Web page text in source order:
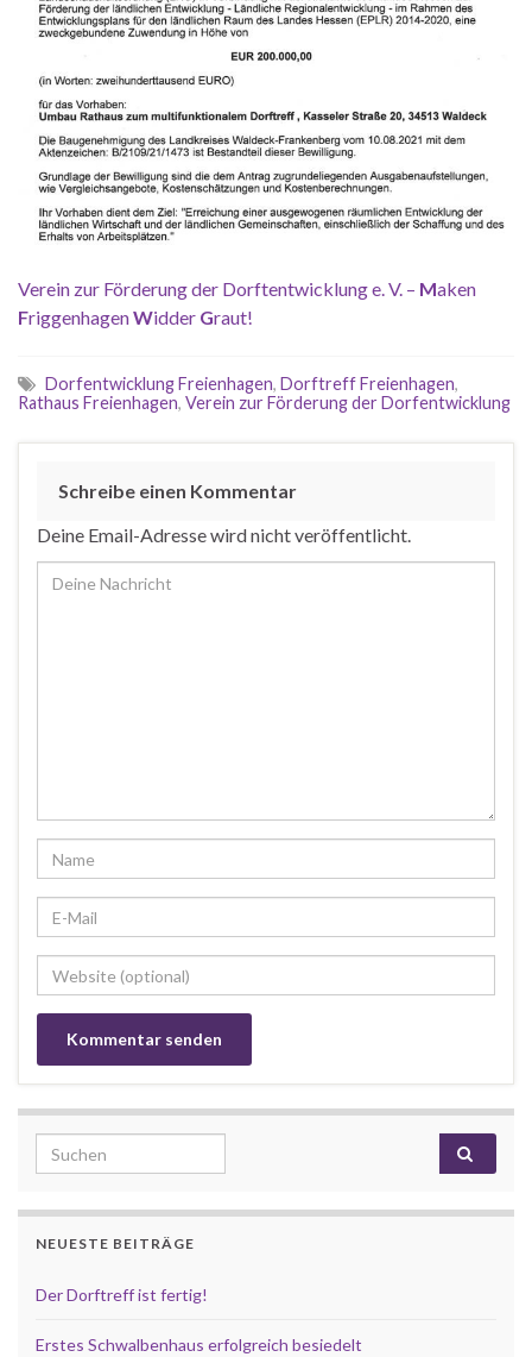
Verein zur Förderung der Dorftentwicklung e. V. – Maken
FriggenhagenWidder Graut!
Dorfentwicklung Freienhagen, Dorftreff Freienhagen,
Rathaus Freienhagen, Verein zur Förderung der Dorfentwicklung
Schreibe einen Kommentar
Deine Email-Adresse wird nicht veröffentlicht.
Search for:
NEUESTE BEITRÄGE
Der Dorftreff ist fertig!
Erstes Schwalbenhaus erfolgreich besiedelt